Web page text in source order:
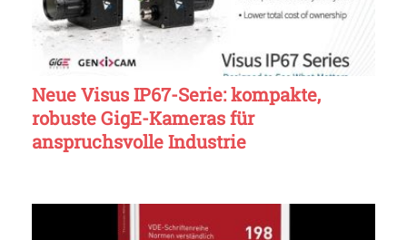
Neue Visus IP67-Serie: kompakte,
robuste GigE-Kameras für
anspruchsvolle Industrie